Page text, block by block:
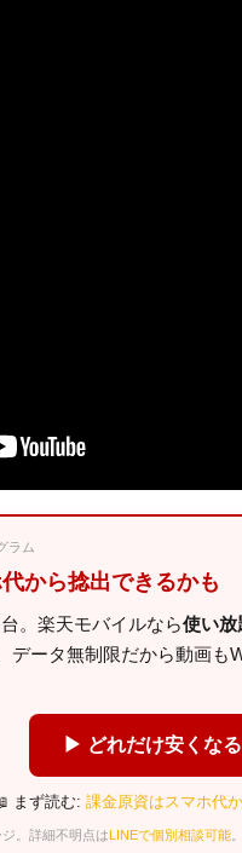
ラム
から捻出できるかも
。楽天モバイルなら使い放
ータ無制限だから動画も
▶ どれだけ安くな
まず読む: 課金原資はスマホ代
。詳細不明点はLINEで個別相談可能